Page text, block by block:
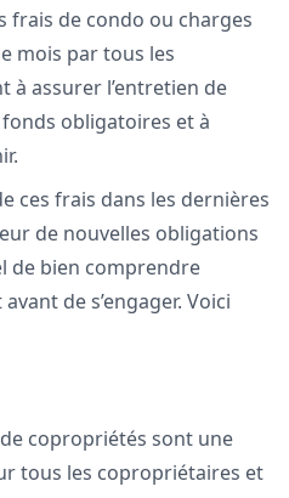
frais de condo ou charges
mois par tous les
à assurer l’entretien de
obligatoires et à
ces frais dans les dernières
de nouvelles obligations
de bien comprendre
de s’engager. Voici
copropriétés sont une
tous les copropriétaires et